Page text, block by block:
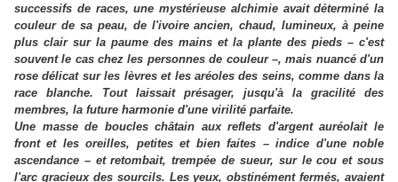
successifs de races, une mystérieuse alchimie avait déterminé la
couleur de sa peau, de l'ivoire ancien, chaud, lumineux, à peine
plus clair sur la paume des mains et la plante des pieds – c'est
souvent le cas chez les personnes de couleur –, mais nuancé d'un
rose délicat sur les lèvres et les aréoles des seins, comme dans la
race blanche. Tout laissait présager, jusqu'à la gracilité des
membres, la future harmonie d'une virilité parfaite.
Une masse de boucles châtain aux reflets d'argent auréolait le
front et les oreilles, petites et bien faites – indice d'une noble
ascendance – et retombait, trempée de sueur, sur le cou et sous
l'arc gracieux des sourcils. Les yeux, obstinément fermés, avaient